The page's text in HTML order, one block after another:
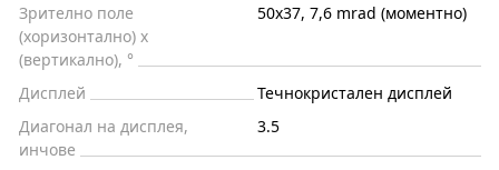
Зрително поле
(хоризонтално) x
(вертикално), °
50x37, 7,6 mrad (моментно)
Дисплей
Течнокристален дисплей
Диагонал на дисплея,
инчове
3.5